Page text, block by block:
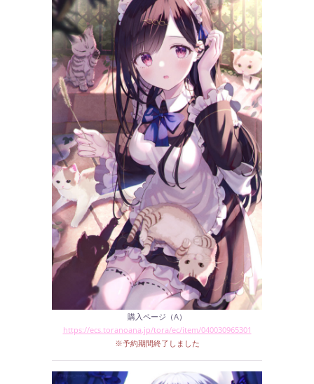
購入ページ（A）
https://ecs.toranoana.jp/tora/ec/item/040030965301
※予約期間終了しました